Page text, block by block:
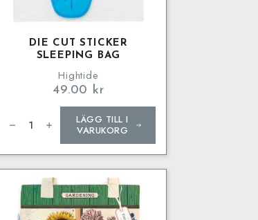
DIE CUT STICKER
SLEEPING BAG
Hightide
49.00 kr
Sticker
mängd
LÄGG TILL I
VARUKORG